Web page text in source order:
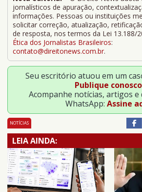
jornalísticos de apuração,
informações. Pessoas ou instituições
solicitar correção, atualização,
de resposta, nos termos da Lei 13.188/
Ética dos Jornalistas Brasileiros:
contato@direitonews.com.br.
Seu escritório atuou em um
Publique
Acompanhe notícias, artigos e
WhatsApp: Assine
NOTÍCIAS
LEIA AINDA: